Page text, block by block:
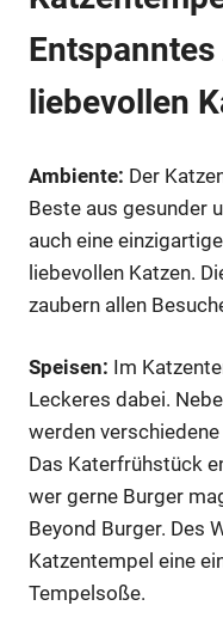
liebevollen
Ambiente: Der
Beste aus gesunder
auch eine
liebevollen Katzen.
zaubern allen
Speisen: Im
Leckeres dabei.
werden
Das Katerfrühstück
wer gerne Burger
Beyond Burger. Des
Katzentempel eine
Tempelsoße.